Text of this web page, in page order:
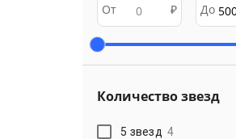
От ₽ До
Количество звезд
5 звезд 4